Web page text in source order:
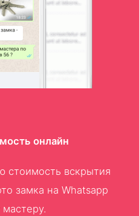
онлайн
стоимость вскрытия
замка на Whatsapp